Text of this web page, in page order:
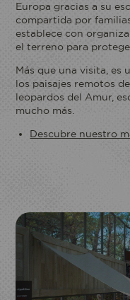
Europa gracias a su
compartida por
establece con
el terreno para
Más que una visita, es
los paisajes remotos
leopardos del Amur,
mucho más.
Descubre nuestro